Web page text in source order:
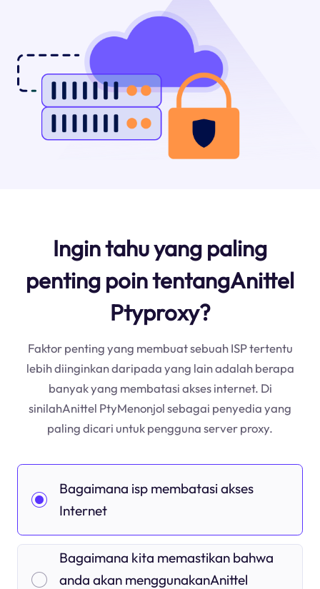
Ingin tahu yang paling
penting poin tentangAnittel
Ptyproxy?
Faktor penting yang membuat sebuah ISP tertentu
lebih diinginkan daripada yang lain adalah berapa
banyak yang membatasi akses internet. Di
sinilahAnittel PtyMenonjol sebagai penyedia yang
paling dicari untuk pengguna server proxy.
Bagaimana isp membatasi akses
Internet
Bagaimana kita memastikan bahwa
anda akan menggunakanAnittel